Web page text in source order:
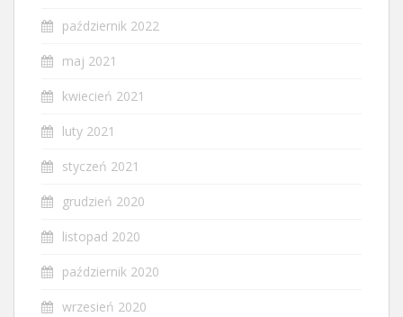
październik 2022
maj 2021
kwiecień 2021
luty 2021
styczeń 2021
grudzień 2020
listopad 2020
październik 2020
wrzesień 2020